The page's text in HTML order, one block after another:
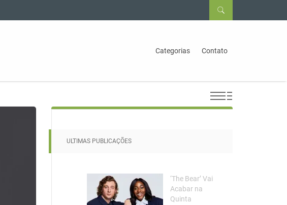
Categorias Contato
ULTIMAS PUBLICAÇÕES
‘The Bear’ Vai
Acabar na
Quinta